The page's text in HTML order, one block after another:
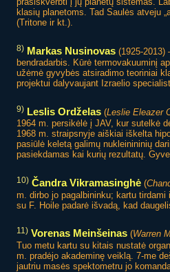
klasių planetoms. Tad Saulės atveju
(Tritone ir kt.).
8) Markas Nusinovas (1925-
bendradarbis. Kūrė termovakuuminį
užėmė gyvybės atsiradimo teoriniai
projektui dalyvaujant Izraelio
9) Leslis Ordželas (Leslie Eleazer
1964 m. persikėlė į JAV, kur sutelkė
1968 m. straipsnyje aiškiai iškelta
pasiūlė keletą galimų nukleinininių
pasiekdamas kai kurių rezultatų.
10) Čandra Vikramasinghė (
m. dirbo jo pagalbininku; kartu
su F. Hoile padarė išvadą, kad
11) Vorenas Meinšeinas (Warren
Tuo metu kartu su kitais nustatė
m. pradėjo akademinę veiklą. 7-me
jautriu masės spektometru jo